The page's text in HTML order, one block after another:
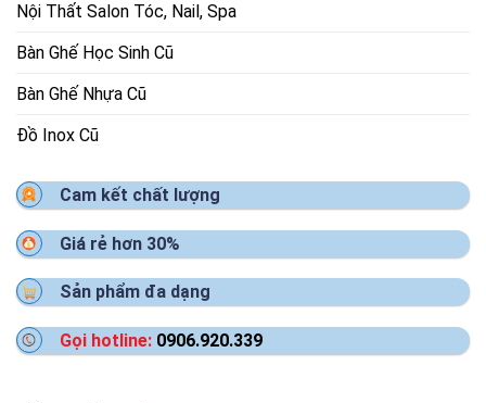
Nội Thất Salon Tóc, Nail, Spa
Bàn Ghế Học Sinh Cũ
Bàn Ghế Nhựa Cũ
Đồ Inox Cũ
Cam kết chất lượng
Giá rẻ hơn 30%
Sản phẩm đa dạng
Gọi hotline: 0906.920.339